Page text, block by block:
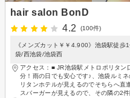
hair salon BonD
4.2
(100件)
《メンズカット￥￥4.900》池袋駅徒
袋/西池袋/池袋西
アクセス：■ JR池袋駅メトロポリタ
分！雨の日でも安心です♪、池袋ルミ
リタンホテルが見えるのでそちらへ直
スバーガーが見えるので、その隣の2